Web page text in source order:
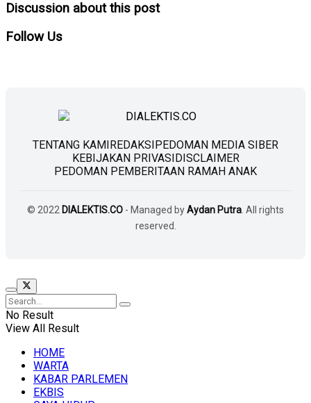
Discussion about this post
FollowUs
TENTANG KAMIREDAKSIPEDOMAN MEDIA SIBER
KEBIJAKAN PRIVASIDISCLAIMER
PEDOMAN PEMBERITAAN RAMAH ANAK
© 2022 DIALEKTIS.CO - Managed byAydan Putra . All rights
reserved.
No Result
View All Result
HOME
WARTA
KABAR PARLEMEN
EKBIS